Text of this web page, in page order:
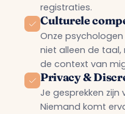
registraties.
Culturele
Onze
niet alleen de
de context van
Privacy &
Je gesprekken zijn
Niemand komt